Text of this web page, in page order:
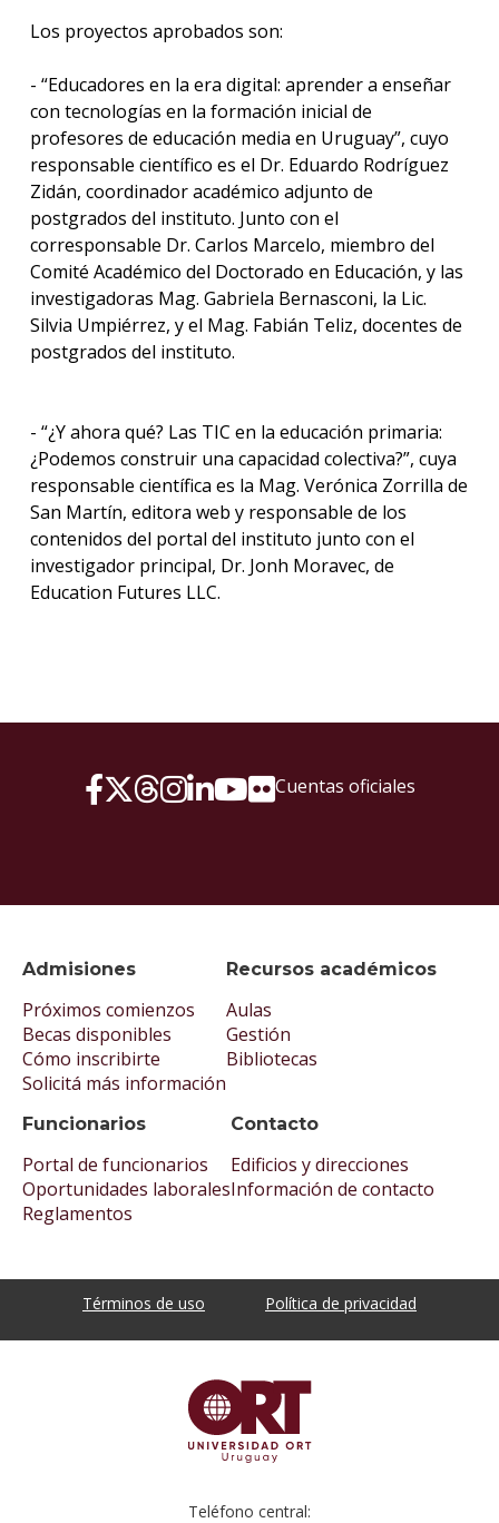
Los proyectos aprobados son:
- “Educadores en la era digital: aprender a enseñar
con tecnologías en la formación inicial de
profesores de educación media en Uruguay”, cuyo
responsable científico es el Dr. Eduardo Rodríguez
Zidán, coordinador académico adjunto de
postgrados del instituto. Junto con el
corresponsable Dr. Carlos Marcelo, miembro del
Comité Académico del Doctorado en Educación, y las
investigadoras Mag. Gabriela Bernasconi, la Lic.
Silvia Umpiérrez, y el Mag. Fabián Teliz, docentes de
postgrados del instituto.
- “¿Y ahora qué? Las TIC en la educación primaria:
¿Podemos construir una capacidad colectiva?”, cuya
responsable científica es la Mag. Verónica Zorrilla de
San Martín, editora web y responsable de los
contenidos del portal del instituto junto con el
investigador principal, Dr. Jonh Moravec, de
Education Futures LLC.
Admisiones
Próximos comienzos
Becas disponibles
Cómo inscribirte
Solicitá más información
Recursos académicos
Aulas
Gestión
Bibliotecas
Funcionarios
Portal de funcionarios
Oportunidades laborales
Reglamentos
Contacto
Edificios y direcciones
Información de contacto
Cuentas oficiales
Términos de uso Política de privacidad
Teléfono central: